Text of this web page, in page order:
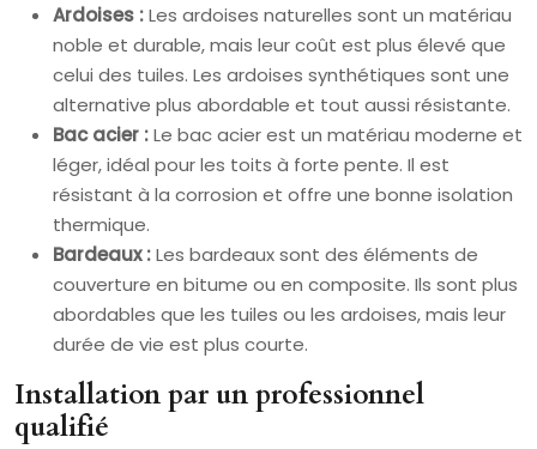
Ardoises :Les ardoises naturelles sont un matériau
noble et durable, mais leur coût est plus élevé que
celui des tuiles. Les ardoises synthétiques sont une
alternative plus abordable et tout aussi résistante.
Bac acier :Le bac acier est un matériau moderne et
léger, idéal pour les toits à forte pente. Il est
résistant à la corrosion et offre une bonne isolation
thermique.
Bardeaux :Les bardeaux sont des éléments de
couverture en bitume ou en composite. Ils sont plus
abordables que les tuiles ou les ardoises, mais leur
durée de vie est plus courte.
Installation par un professionnel
qualifié